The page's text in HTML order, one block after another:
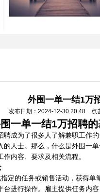
外围一单一结1万
发布日期：2024-12-30 20:48 点
一单一结1万招聘
成为了很多人了解兼职工作
人士。那么，什么是外围一
内容、要求及相关流程。
定的任务或销售活动，获得
进行操作。雇主提供任务内